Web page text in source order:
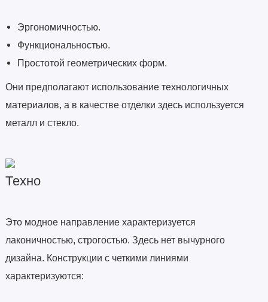
Эргономичностью.
Функциональностью.
Простотой геометрических форм.
Они предполагают использование технологичных
материалов, а в качестве отделки здесь используется
металл и стекло.
Техно
Это модное направление характеризуется
лаконичностью, строгостью. Здесь нет вычурного
дизайна. Конструкции с четкими линиями
характеризуются: